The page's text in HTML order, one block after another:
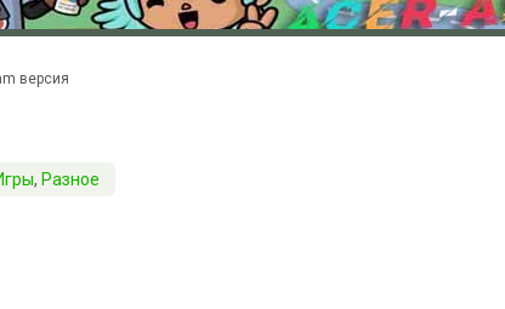
версия
, Разное